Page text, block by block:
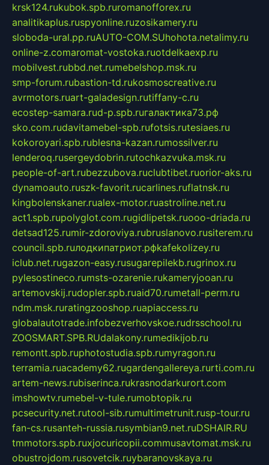
krsk124.rukubok.spb.ruromanofforex.ru
analitikaplus.ruspyonline.ruzosikamery.ru
sloboda-ural.pp.ruAUTO-COM.SUhohota.netalimy.ru
online-z.comaromat-vostoka.ruotdelkaexp.ru
mobilvest.rubbd.net.rumebelshop.msk.ru
smp-forum.rubastion-td.rukosmoscreative.ru
avrmotors.ruart-galadesign.rutiffany-c.ru
ecostep-samara.rud-p.spb.ruгалактика73.рф
sko.com.rudavitamebel-spb.rufotsis.rutesiaes.ru
kokoroyari.spb.rublesna-kazan.rumossilver.ru
lenderoq.rusergeydobrin.rutochkazvuka.msk.ru
people-of-art.rubezzubova.ruclubtibet.ruorior-aks.ru
dynamoauto.ruszk-favorit.rucarlines.ruflatnsk.ru
kingbolenskaner.rualex-motor.ruastroline.net.ru
act1.spb.rupolyglot.com.rugidlipetsk.ruooo-driada.ru
detsad125.rumir-zdoroviya.rubruslanovo.rusiterem.ru
council.spb.ruлодкипатриот.рфkafekolizey.ru
iclub.net.rugazon-easy.rusugarepilekb.rugrinox.ru
pylesostineco.rumsts-ozarenie.rukameryjooan.ru
artemovskij.rudopler.spb.ruaid70.rumetall-perm.ru
ndm.msk.ruratingzooshop.ruapiaccess.ru
globalautotrade.infobezverhovskoe.rudrsschool.ru
ZOOSMART.SPB.RUdalakony.rumedikijob.ru
remontt.spb.ruphotostudia.spb.rumyragon.ru
terramia.ruacademy62.rugardengallereya.rurti.com.ru
artem-news.rubiserinca.rukrasnodarkurort.com
imshowtv.rumebel-v-tule.rumobtopik.ru
pcsecurity.net.rutool-sib.rumultimetrunit.rusp-tour.ru
fan-cs.rusanteh-russia.rusymbian9.net.ruDSHAIR.RU
tmmotors.spb.ruxjocuricopii.commusavtomat.msk.ru
obustrojdom.rusovetcik.ruybaranovskaya.ru